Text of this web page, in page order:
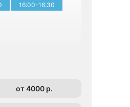
16:00-16:30
от 4000 p.